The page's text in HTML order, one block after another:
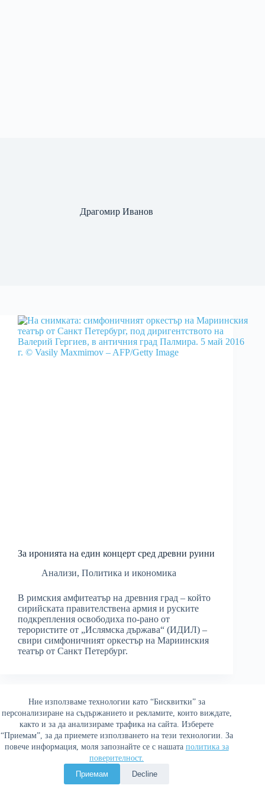
Ние използваме технологии като “Бисквитки” за
персонализиране на съдържанието и рекламите, които виждате,
както и за да анализираме трафика на сайта. Изберете
“Приемам”, за да приемете използването на тези технологии. За
повече информация, моля запознайте се с нашата политика за
поверителност.
Приемам
Decline
Драгомир Иванов
За иронията на един концерт сред древни руини
Анализи, Политика и икономика
В римския амфитеатър на древния град – който
сирийската правителствена армия и руските
подкрепления освободиха по-рано от
терористите от „Ислямска държава“ (ИДИЛ) –
свири симфоничният оркестър на Мариинския
театър от Санкт Петербург.
Политика за поверителност
Copyright © 2026 Война и мир. Сайтът е оптимизиран от